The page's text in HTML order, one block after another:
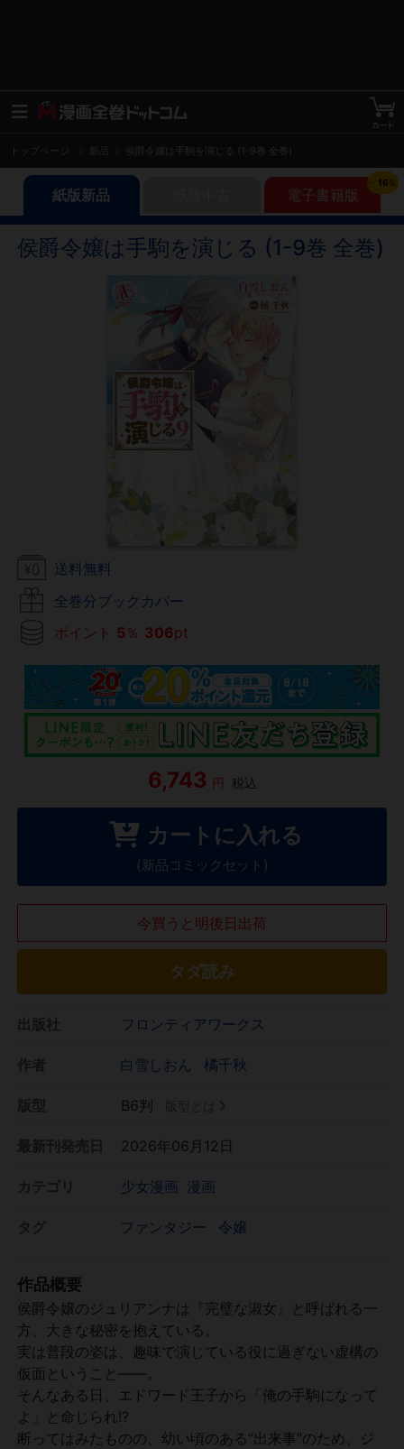
トップページ 侯爵令嬢は手駒を演じる (1-9巻 全巻)
紙版新品 電子書籍版
16%
侯爵令嬢は手駒を演じる (1-9巻 全巻)
送料無料
全巻分ブックカバー
ポイント 5 ％ 306pt
6,743 円 税込
カートに入れる
(新品コミックセット)
今買うと明後日出荷
タダ読み
フロンティアワークス
白雪しおん 橘千秋
B6判
2026年06月12日
少女漫画 漫画
ファンタジー 令嬢
作品概要
侯爵令嬢のジュリアンナは『完璧な淑女』と呼ばれる一
方、大きな秘密を抱えている。
実は普段の姿は、趣味で演じている役に過ぎない虚構の
仮面ということ――。
そんなある日、エドワード王子から「俺の手駒になって
よ」と命じられ!?
断ってはみたものの、幼い頃のある“出来事"のため、ジ